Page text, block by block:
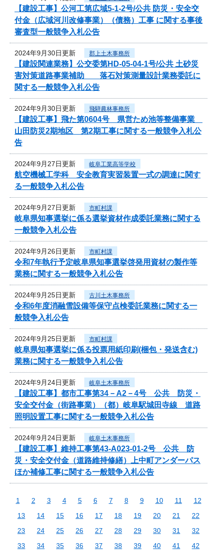
【建設工事】公河工第広域5-1-2号/公共 防災・安全交
付金（広域河川改修事業）（債務）工事 に関する事後
審査型一般競争入札公告
2024年9月30日更新 郡上土木事務所
【建設関連業務】公交委第HD-05-04-1号/公共 土砂災
害対策道路事業補助 落石対策測量設計業務委託に
関する一般競争入札公告
2024年9月30日更新 飛騨農林事務所
【建設工事】飛た第0604号 県営ため池等整備事業
山田防災2期地区 第2期工事に関する一般競争入札公
告
2024年9月27日更新 岐阜工業高等学校
航空機械工学科 安全教育実習装置一式の調達に関す
る一般競争入札公告
2024年9月27日更新 市町村課
岐阜県知事選挙に係る選挙資材作成委託業務に関する
一般競争入札公告
2024年9月26日更新 市町村課
令和7年執行予定岐阜県知事選挙啓発用資材の製作等
業務に関する一般競争入札公告
2024年9月25日更新 古川土木事務所
令和6年度消融雪設備等保守点検委託業務に関する一
般競争入札公告
2024年9月25日更新 市町村課
岐阜県知事選挙に係る投票用紙印刷(梱包・発送含む)
業務に関する一般競争入札公告
2024年9月24日更新 岐阜土木事務所
【建設工事】都市工事第34－A2－4号 公共 防災・
安全交付金（街路事業）（都）岐阜駅城田寺線 道路
照明設置工事に関する一般競争入札公告
2024年9月24日更新 岐阜土木事務所
【建設工事】維持工事第43-A023-01-2号 公共 防
災・安全交付金（道路維持修繕）上中町アンダーパス
ほか補修工事に関する一般競争入札公告
1 2 3 4 5 6 7 8 9 10 11
12
13
14 15 16 17 18 19 20 21
22
23
24 25 26 27 28 29 30 31
32
33
34 35 36 37 38 39 40 41
42